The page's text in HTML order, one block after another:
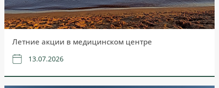
Летние акции в медицинском центре
13.07.2026